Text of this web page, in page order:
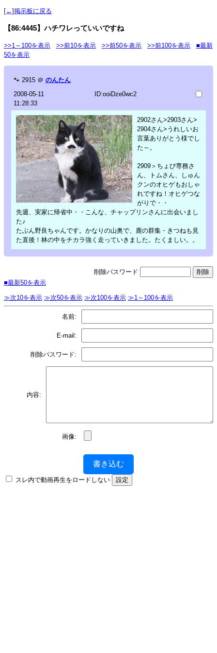
[←]掲示板に戻る
【86:4445】ハチワレっていいですね
>>1～100を表示 >>前10を表示 >>前50を表示 >>前100を表示
■最新
50を表示
🐾 2915 ＠ のんたん
2008-05-11
11:28:33
ID:ooiDze0wc2
2902さん>2903さん>
2904さん>うれしいお
言葉ありがとう様でし
た～。
2909＞ちょび専務さ
ん、トムさん、しゅん
クンのオヒゲもおしゃ
れですね！オヒゲつな
がりで・・
先週、実家に帰省中・・こんな、チャップリンさんに出会いまし
た♪
たぶん野良ちゃんです。かなりの山奥で、鹿の群集・きつねも見
た直後！林の中をチカラ強く走っていきました。たくましい。。
削除パスワード
■最新50を表示
≫次10を表示 ≫次50を表示 ≫次100を表示 ≫1～100を表示
名前:
E-mail:
削除パスワード:
内容:
画像:
書き込む
スレ内で動画再生をロードしない